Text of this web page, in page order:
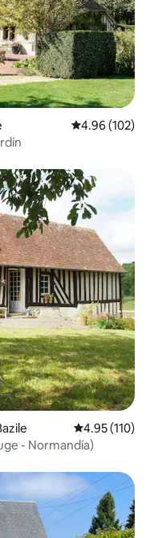
Calificación
4.96 (102)
Calificación
4.95 (110)
- Normandía)